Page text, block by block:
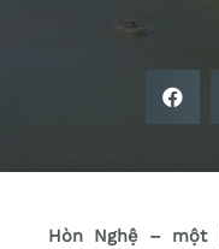
Hòn Nghệ – một